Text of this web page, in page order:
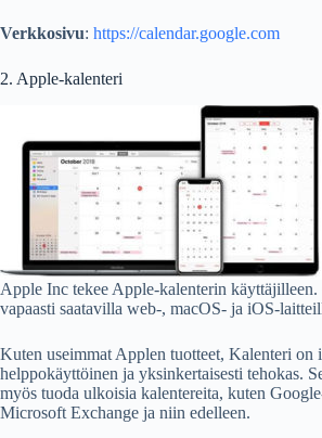
Verkkosivu: https://calendar.google.com
2. Apple-kalenteri
Apple Inc tekee Apple-kalenterin
vapaasti saatavilla web-, macOS- ja iOS-
Kuten useimmat Applen tuotteet, Kalenteri on
helppokäyttöinen ja yksinkertaisesti tehokas.
myös tuoda ulkoisia kalentereita, kuten
Microsoft Exchange ja niin edelleen.